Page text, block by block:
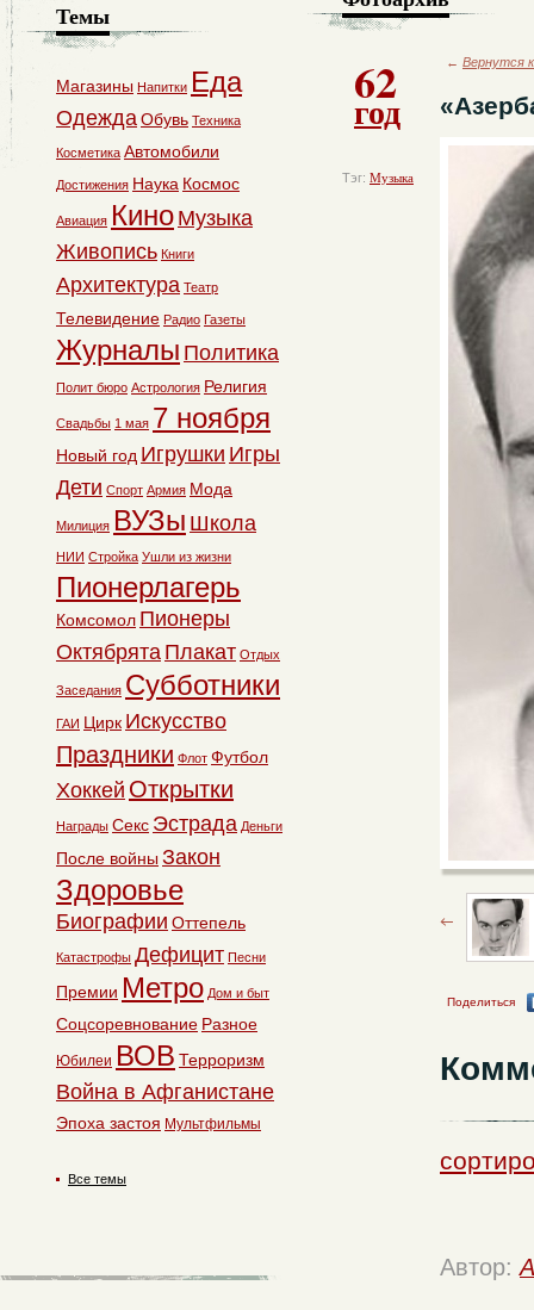
62
год
Тэг: Музыка
← Вернутся
Поделиться
Автор:
Темы
Магазины Напитки Еда
ОдеждаОбувь Техника
Косметика Автомобили
Достижения Наука Космос
Авиация Кино Музыка
Живопись Книги
Архитектура Театр
Телевидение Радио Газеты
Журналы Политика
Полит бюро Астрология Религия
Свадьбы 1 мая 7 ноября
Новый год Игрушки Игры
Дети Спорт Армия Мода
Милиция ВУЗы Школа
НИИ Стройка Ушли из жизни
Пионерлагерь
Комсомол Пионеры
Октябрята Плакат Отдых
Заседания Субботники
ГАИ Цирк Искусство
Праздники Флот Футбол
Хоккей Открытки
Награды Секс Эстрада Деньги
После войны Закон
Здоровье
Биографии Оттепель
Катастрофы Дефицит Песни
Премии Метро Дом и быт
Соцсоревнование Разное
Юбилеи ВОВ Терроризм
Война в Афганистане
Эпоха застоя Мультфильмы
Все темы